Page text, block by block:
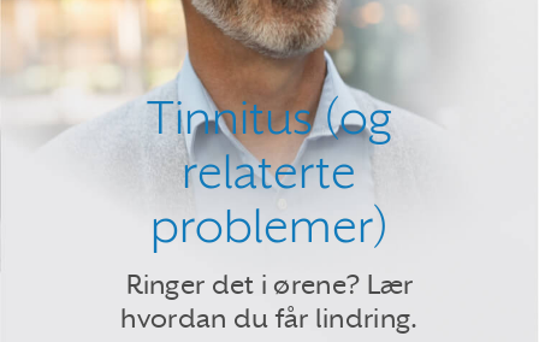
Tinnitus (og
relaterte
problemer)
Ringer det i ørene? Lær
hvordan du får lindring.